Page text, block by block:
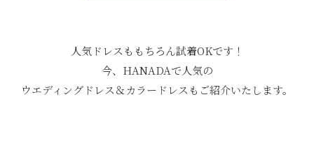
人気ドレスももちろん試着OKです！
今、HANADAで人気の
ウエディングドレス＆カラードレスもご紹介いたします。